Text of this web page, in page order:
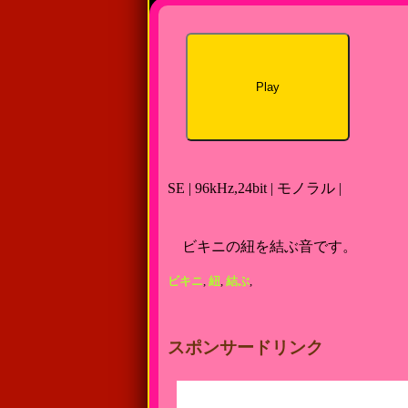
Play
SE | 96kHz,24bit | モノラル |
ビキニの紐を結ぶ音です。
ビキニ, 紐, 結ぶ,
スポンサードリンク